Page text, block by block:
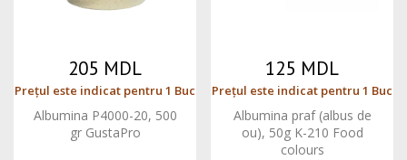
205 MDL
Prețul este indicat pentru 1 Buc
Albumina P4000-20, 500
gr GustaPro
125 MDL
Prețul este indicat pentru 1 Buc
Albumina praf (albus de
ou), 50g K-210 Food
colours